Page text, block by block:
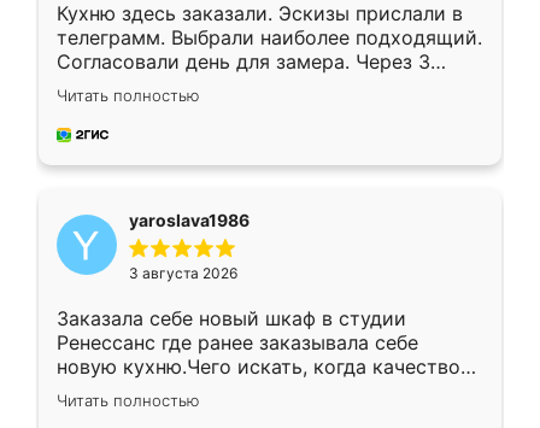
Кухню здесь заказали. Эскизы прислали в
телеграмм. Выбрали наиболее подходящий.
Согласовали день для замера. Через 3
недели кухня была уже готова. Остались
довольны работой. Спасибо Ренессанс
мебель за качественную работу!
Читать полностью
yaroslava1986
3 августа 2026
Заказала себе новый шкаф в студии
Ренессанс где ранее заказывала себе
новую кухню.Чего искать, когда качеством
вполне довольна. Служит кухня уже почти
два года, нареканий нет.
Читать полностью